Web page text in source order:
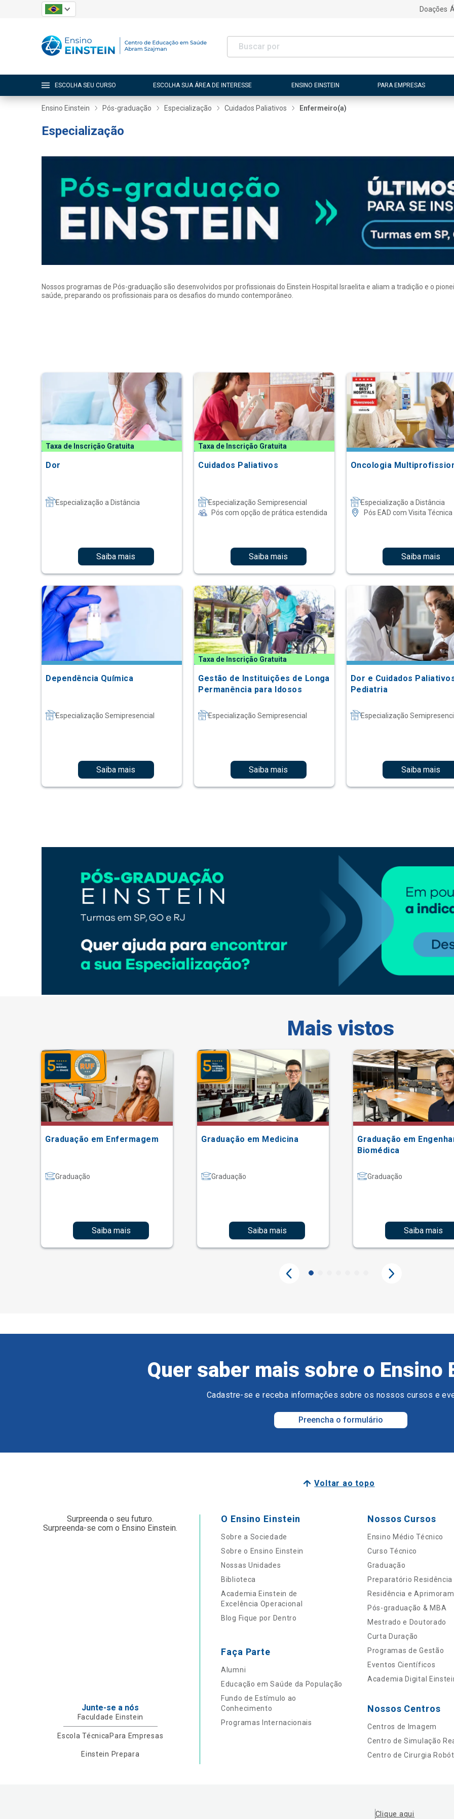
Doações
ESCOLHA SEU CURSO ESCOLHA SUA ÁREA DE INTERESSE ENSINO EINSTEIN PARA EMPRESAS
Ensino Einstein Pós-graduação Especialização Cuidados Paliativos Enfermeiro(a)
Especialização
Nossos programas de Pós-graduação são desenvolvidos por profissionais do Einstein Hospital Israelita e aliam a tradição e o
saúde, preparando os profissionais para os desafios do mundo contemporâneo.
Taxa de Inscrição Gratuita
Dor
Especialização a Distância
Saiba mais
Taxa de Inscrição Gratuita
Cuidados Paliativos
Especialização Semipresencial
Pós com opção de prática estendida
Saiba mais
Oncologia
Especialização a Distância
Pós EAD com Visita Técnica
Saiba mais
Dependência Química
Especialização Semipresencial
Saiba mais
Taxa de Inscrição Gratuita
Gestão de Instituições de Longa
Permanência para Idosos
Especialização Semipresencial
Saiba mais
Dor e Cuidados
Pediatria
Especialização
Saiba mais
Mais vistos
Graduação em Enfermagem
Graduação
Saiba mais
Graduação em Medicina
Graduação
Saiba mais
Graduação em
Biomédica
Graduação
Saiba mais
Quer saber mais sobre o Ensino
Cadastre-se e receba informações sobre os nossos cursos e
Preencha o formulário
Voltar ao topo
Surpreenda o seu futuro.
Surpreenda-se com o Ensino Einstein.
Junte-se a nós
Faculdade Einstein
Escola TécnicaPara Empresas
Einstein Prepara
O Ensino Einstein
Sobre a Sociedade
Sobre o Ensino Einstein
Nossas Unidades
Biblioteca
Academia Einstein de
Excelência Operacional
Blog Fique por Dentro
Faça Parte
Alumni
Educação em Saúde da População
Fundo de Estímulo ao
Conhecimento
Programas Internacionais
Nossos Cursos
Ensino Médio Técnico
Curso Técnico
Graduação
Preparatório Residência
Residência e
Pós-graduação & MBA
Mestrado e Doutorado
Curta Duração
Programas de Gestão
Eventos Científicos
Academia Digital
Nossos Centros
Centros de Imagem
Centro de Simulação
Centro de Cirurgia
Clique aqui